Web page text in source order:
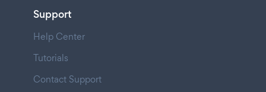
Support
Help Center
Tutorials
Contact Support